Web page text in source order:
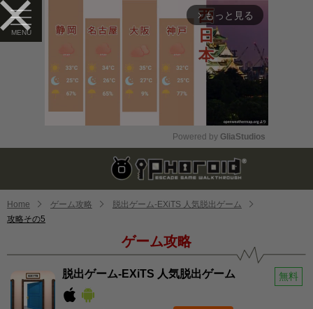
arrow_forward_ios もっと見る
Mute
Powered by GliaStudios
Home ゲーム攻略
脱出ゲーム-EXiTS 人気脱出ゲーム
攻略その5
ゲーム攻略
脱出ゲーム-EXiTS 人気脱出ゲーム 無料